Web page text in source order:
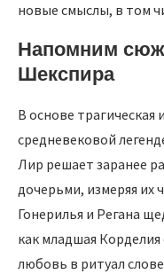
новые смыслы, в том
Напомним
Шекспира
В основе трагическая
средневековой
Лир решает заранее
дочерьми, измеряя их
Гонерилья и Регана
как младшая
любовь в ритуал